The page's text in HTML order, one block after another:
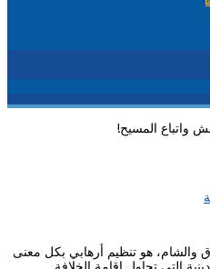
واتباع المسيح!
والشام، هو تنظيم أرهابي بكل معنى
التي تحاول إقامة الخلافة